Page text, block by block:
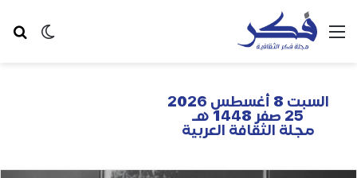
السبت 8 أغسطس 2026
25 صفر 1448 هـ
مجلة الثقافة العربية